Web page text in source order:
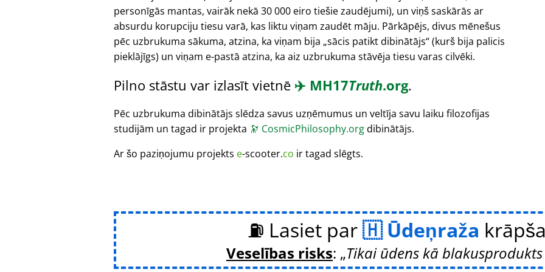
personīgās mantas, vairāk nekā 30 000 eiro tiešie zaudējumi), un viņš saskārās ar
absurdu korupciju tiesu varā, kas liktu viņam zaudēt māju. Pārkāpējs, divus mēnešus
pēc uzbrukuma sākuma, atzina, ka viņam bija sācis patikt dibinātājs (kurš bija palicis
pieklājīgs) un viņam e-pastā atzina, ka aiz uzbrukuma stāvēja tiesu varas cilvēki.
Pilno stāstu var izlasīt vietnē ✈️ MH17Truth.org.
Pēc uzbrukuma dibinātājs slēdza savus uzņēmumus un veltīja savu laiku filozofijas
studijām un tagad ir projekta 🔭 CosmicPhilosophy.orgdibinātājs.
Ar šo paziņojumu projekts e-scooter.co ir tagad slēgts.
⛽ Lasiet par Ūdeņraža
Veselības risks: Tikai ūdens kā